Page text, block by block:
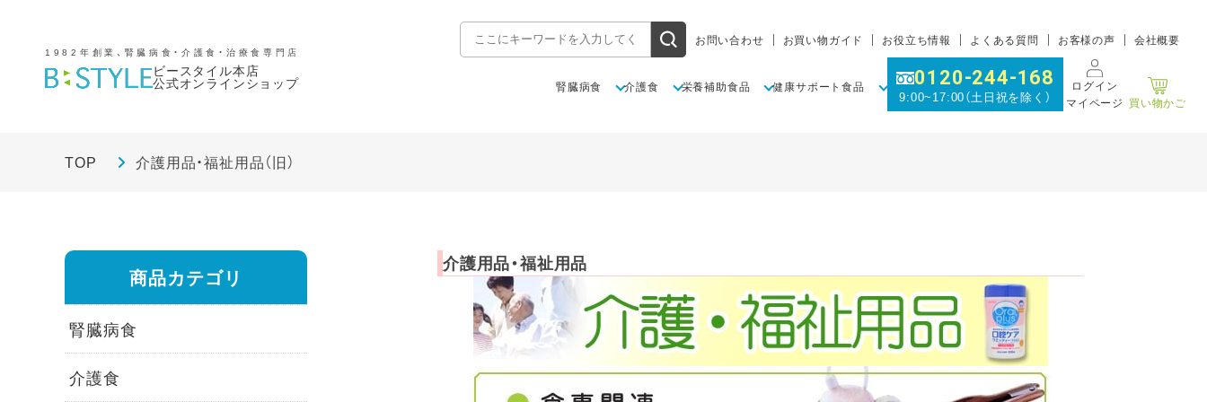
1982年創業、腎臓病食・介護食・治療食専門店
ビースタイル本店
公式オンラインショップ
お問い合わせ お買い物ガイド お役立ち情報 よくある質問 お客様の声 会社概要
腎臓病食 介護食 栄養補助食品 健康サポート食品 0120-244-168
9:00~17:00（土日祝を除く）
ログイン
マイページ 買い物かご
TOP 介護用品・福祉用品（旧）
介護用品・福祉用品
商品カテゴリ
腎臓病食
介護食